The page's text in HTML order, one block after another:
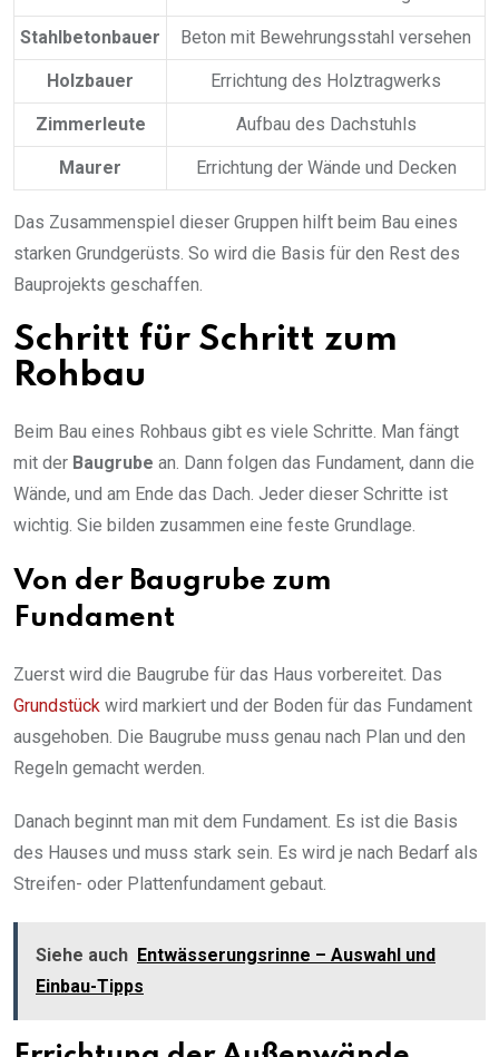
Stahlbetonbauer Beton mit Bewehrungsstahl versehen
Holzbauer Errichtung des Holztragwerks
Zimmerleute Aufbau des Dachstuhls
Maurer Errichtung der Wände und Decken
Das Zusammenspiel dieser Gruppen hilft beim Bau eines
starken Grundgerüsts. So wird die Basis für den Rest des
Bauprojekts geschaffen.
Schritt für Schritt zum
Rohbau
Beim Bau eines Rohbaus gibt es viele Schritte. Man fängt
mit der Baugrube an. Dann folgen das Fundament, dann die
Wände, und am Ende das Dach. Jeder dieser Schritte ist
wichtig. Sie bilden zusammen eine feste Grundlage.
Von der Baugrube zum
Fundament
Zuerst wird die Baugrube für das Haus vorbereitet. Das
Grundstück wird markiert und der Boden für das Fundament
ausgehoben. Die Baugrube muss genau nach Plan und den
Regeln gemacht werden.
Danach beginnt man mit dem Fundament. Es ist die Basis
des Hauses und muss stark sein. Es wird je nach Bedarf als
Streifen- oder Plattenfundament gebaut.
Siehe auch Entwässerungsrinne – Auswahl und
Einbau-Tipps